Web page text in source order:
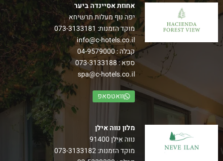
אחוזת אסיינדה ביער
יפה נוף מעלות תרשיחא
מוקד הזמנות: 073-3133181
info@c-hotels.co.il
קבלה :04-9579000
ספא :073-3133188
spa@c-hotels.co.il
וואטסאפ
מלון נווה אילן
נווה אילן 91400
מוקד הזמנות:073-3133182